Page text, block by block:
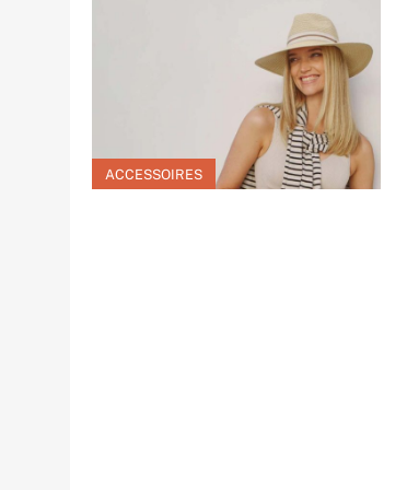
ACCESSOIRES